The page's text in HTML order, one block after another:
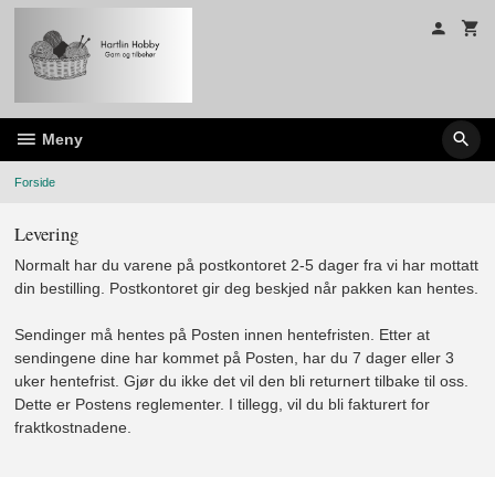
Gå
innholdet
Meny
Forside
Levering
Normalt har du varene på postkontoret 2-5 dager fra vi har mottatt
din bestilling. Postkontoret gir deg beskjed når pakken kan hentes.
Sendinger må hentes på Posten innen hentefristen. Etter at
sendingene dine har kommet på Posten, har du 7 dager eller 3
uker hentefrist. Gjør du ikke det vil den bli returnert tilbake til oss.
Dette er Postens reglementer. I tillegg, vil du bli fakturert for
fraktkostnadene.